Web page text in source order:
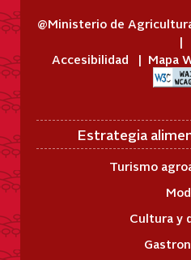
@Ministerio de
Accesibilidad Mapa
Estrategia
Turismo
Cultura y